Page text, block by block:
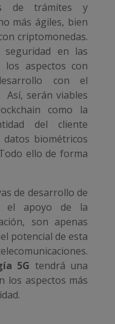
de trámites y
más ágiles, bien
criptomonedas.
en las
los aspectos con
con el
Así, serán viables
como la
del cliente
biométricos
ello de forma
de desarrollo de
el apoyo de la
son apenas
potencial de esta
5G tendrá una
los aspectos más